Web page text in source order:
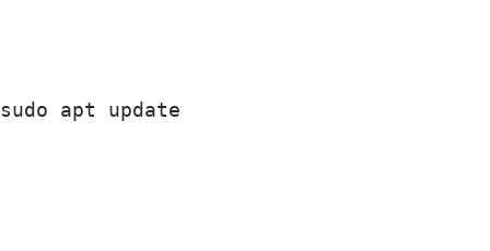
sudo apt update